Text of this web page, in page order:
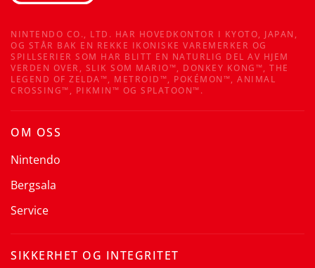
NINTENDO CO., LTD. HAR HOVEDKONTOR I KYOTO, JAPAN,
OG STÅR BAK EN REKKE IKONISKE VAREMERKER OG
SPILLSERIER SOM HAR BLITT EN NATURLIG DEL AV HJEM
VERDEN OVER, SLIK SOM MARIO™, DONKEY KONG™, THE
LEGEND OF ZELDA™, METROID™, POKÉMON™, ANIMAL
CROSSING™, PIKMIN™ OG SPLATOON™.
OM OSS
Nintendo
Bergsala
Service
SIKKERHET OG INTEGRITET